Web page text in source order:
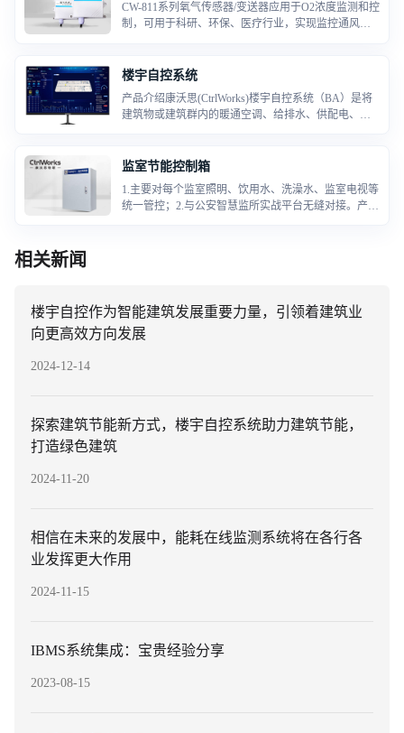
CW-811系列氧气传感器/变送器应用于O2浓度监测和控
制，可用于科研、环保、医疗行业，实现监控通风系
筑物内，应根据使用情况对通风系统进行启停控制，
楼宇自控系统
产品介绍康沃思(CtrlWorks)楼宇自控系统（BA）是将
建筑物或建筑群内的暖通空调、给排水、供配电、电
建筑物管理与控制系统
监室节能控制箱
1.主要对每个监室照明、饮用水、洗澡水、监室电视等
统一管控；2.与公安智慧监所实战平台无缝对接。产品
相关新闻
楼宇自控作为智能建筑发展重要力量，引领着建筑业
向更高效方向发展
2024-12-14
探索建筑节能新方式，楼宇自控系统助力建筑节能，
打造绿色建筑
2024-11-20
相信在未来的发展中，能耗在线监测系统将在各行各
业发挥更大作用
2024-11-15
IBMS系统集成：宝贵经验分享
2023-08-15